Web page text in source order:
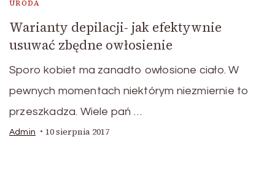
URODA
Warianty depilacji- jak efektywnie
usuwać zbędne owłosienie
Sporo kobiet ma zanadto owłosione ciało. W
pewnych momentach niektórym niezmiernie to
przeszkadza. Wiele pań …
Admin 10 sierpnia 2017